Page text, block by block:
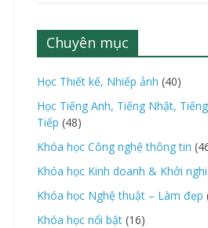
Chuyên mục
Học Thiết kế, Nhiếp ảnh (40)
Học Tiếng Anh, Tiếng Nhật,
Tiếp (48)
Khóa học Công nghệ thông tin
Khóa học Kinh doanh & Khởi
Khóa học Nghệ thuật – Làm đẹp
Khóa học nổi bật (16)